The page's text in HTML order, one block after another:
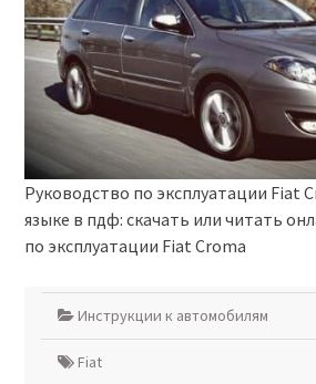
Руководство по эксплуатации Fiat
языке в пдф: скачать или читать
по эксплуатации Fiat Croma
Инструкции к автомобилям
Fiat